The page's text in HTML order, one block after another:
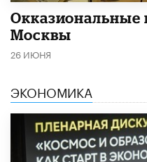
Москвы
26 ИЮНЯ
ЭКОНОМИКА